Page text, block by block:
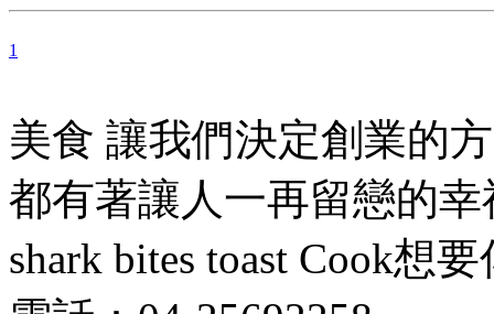
1
美食 讓我們決定創業的
都有著讓人一再留戀的
shark bites toast Cook想